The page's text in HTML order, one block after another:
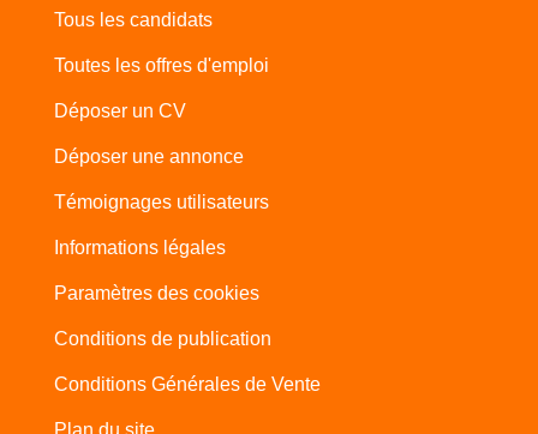
Tous les candidats
Toutes les offres d'emploi
Déposer un CV
Déposer une annonce
Témoignages utilisateurs
Informations légales
Paramètres des cookies
Conditions de publication
Conditions Générales de Vente